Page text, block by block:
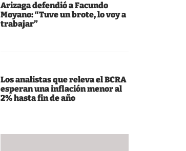
Arizaga defendió a Facundo
Moyano: “Tuve un brote, lo voy a
trabajar”
Los analistas que releva el BCRA
esperan una inflación menor al
2% hasta fin de año